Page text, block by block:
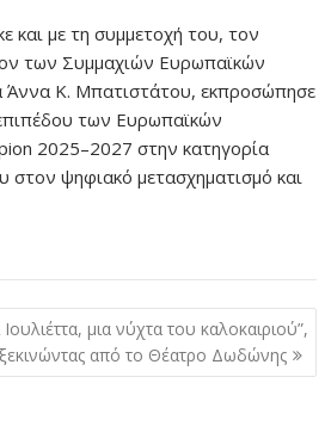
και με τη συμμετοχή του, τον
των Συμμαχιών Ευρωπαϊκών
Άννα Κ. Μπατιστάτου, εκπροσώπησε
των Ευρωπαϊκών
2025–2027 στην κατηγορία
ψηφιακό μετασχηματισμό και
μια νύχτα του καλοκαιριού”,
ξεκινώντας από το Θέατρο Δωδώνης